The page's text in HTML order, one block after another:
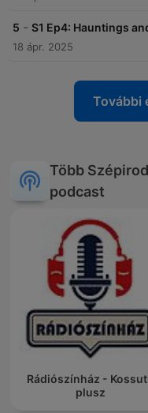
5 - S1 Ep4: Hauntings
18 ápr. 2025
További
Több
podcast
Rádiószínház -
plusz